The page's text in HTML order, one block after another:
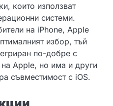
които използват
системи.
на iPhone, Apple
избор, тъй
по-добре с
на Apple, но има и други
съвместимост с iOS.